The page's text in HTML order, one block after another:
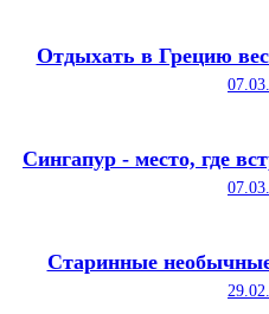
Отдыхать в Грецию
Сингапур - место, где
Старинные